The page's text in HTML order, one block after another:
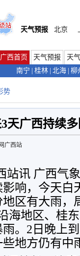
天气预报 北京
广西首页 天气预报
天
南宁
桂林 北海 柳
势
天广西持续
广西站
站讯 广西气
响，今天白
区有大雨，
海地区、桂
。2日晚上
地方仍有中